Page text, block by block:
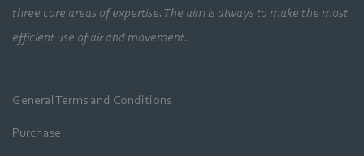
three core areas of expertise. The aim is always to make the most
efficient use of air and movement.
General Terms and Conditions
Purchase